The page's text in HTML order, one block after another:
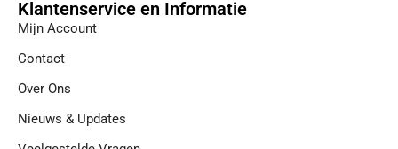
Klantenservice en Informatie
Mijn Account
Contact
Over Ons
Nieuws & Updates